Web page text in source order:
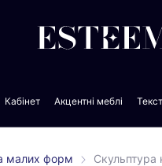
Кабінет Акцентні меблі
малих форм Скульптура